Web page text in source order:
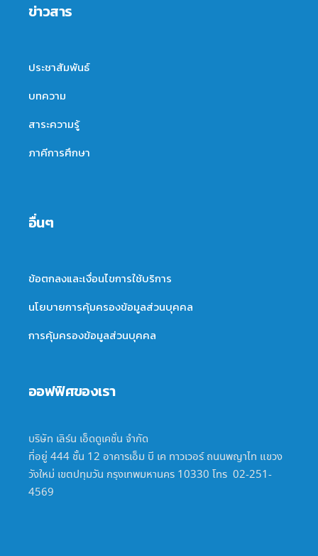
ข่าวสาร
ประชาสัมพันธ์
บทความ
สาระความรู้
ภาคีการศึกษา
อื่นๆ
ข้อตกลงและเงื่อนไขการใช้บริการ
นโยบายการคุ้มครองข้อมูลส่วนบุคคล
การคุ้มครองข้อมูลส่วนบุคคล
ออฟฟิศของเรา
บริษัท เลิร์น เอ็ดดูเคชั่น จำกัด
ที่อยู่ 444 ชั้น 12 อาคารเอ็ม บี เค ทาวเวอร์ ถนนพญาไท แขวง
วังใหม่ เขตปทุมวัน กรุงเทพมหานคร 10330 โทร 02-251-
4569